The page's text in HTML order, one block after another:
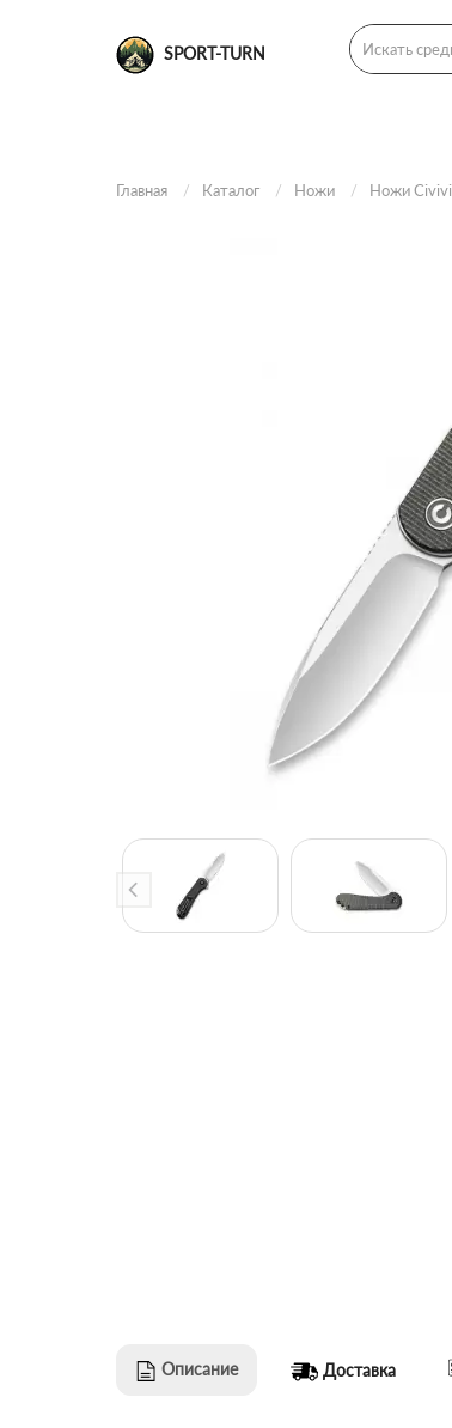
SPORT-TURN
Главная Каталог Ножи Ножи Civivi
Описание Доставка